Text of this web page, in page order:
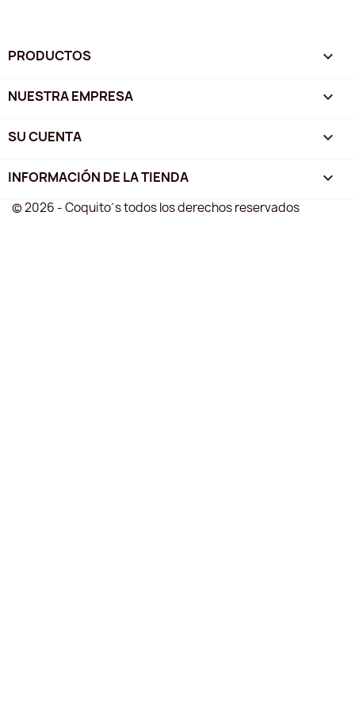
PRODUCTOS 
NUESTRA EMPRESA 
SU CUENTA 
INFORMACIÓN DE LA TIENDA keyboard_arrow_down
© 2026 - Coquito´s todos los derechos reservados